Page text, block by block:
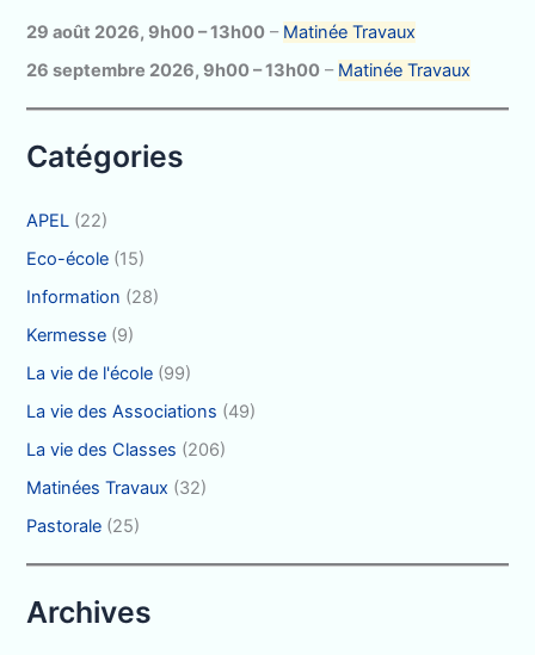
c
h
29 août 2026, 9h00–13h00 – Matinée Travaux
26 septembre 2026, 9h00–13h00 – Matinée Travaux
Catégories
APEL (22)
Eco-école (15)
Information (28)
Kermesse (9)
La vie de l'école (99)
La vie des Associations (49)
La vie des Classes (206)
Matinées Travaux (32)
Pastorale (25)
Archives